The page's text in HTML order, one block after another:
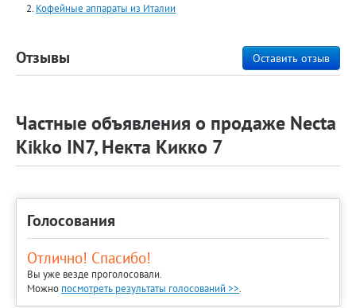
Кофейные аппараты из Италии
Оставить отзыв
Отзывы
Частные объявления о продаже Necta
Kikkо IN7, Некта Кикко 7
Голосования
Отлично! Спасибо!
Вы уже везде проголосовали.
Можно посмотреть результаты голосований >>.